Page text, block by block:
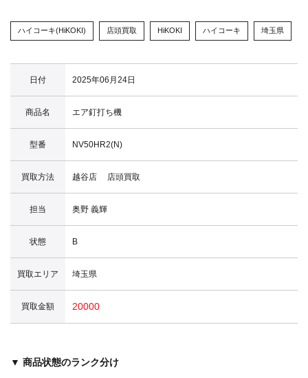
ハイコーキ(HiKOKI) 店頭買取 HiKOKI ハイコーキ 埼玉県
日付 2025年06月24日
商品名 エア釘打ち機
型番 NV50HR2(N)
買取方法 越谷店 店頭買取
担当 奥野 義輝
状態 B
買取エリア 埼玉県
買取金額 20000
▼ 商品状態のランク分け